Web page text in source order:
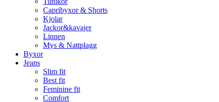
Capribyxor & Shorts
Kjolar
Jackor&kavajer
Linnen
Mys & Nattplagg
Byxor
Jeans
Slim fit
Best fit
Feminine fit
Comfort